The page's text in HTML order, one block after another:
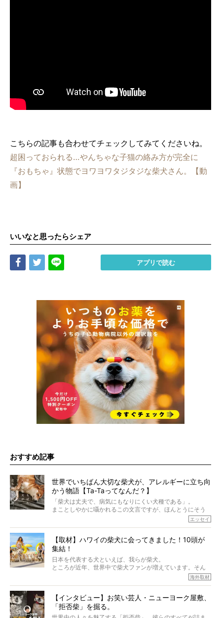
こちらの記事も合わせてチェックしてみてくださいね。
超困っておられる…やんちゃな子猫の絡み方が完全に
『おもちゃ』状態でヨワヨワタジタジな柴犬さん。【動
画】
いいなと思ったらシェア
Share Tweet アプリで読む
おすすめ記事
世界でいちばん大切な柴犬が、アレルギーに立ち向
かう物語【Ta-Taってなんだ？】
「柴犬は丈夫で、病気にもなりにくい犬種である」。
まことしやかに囁かれるこの文言ですが、ほんとうにそう
でも、いざそれぞれの個体を見ていくと、丈夫で病気にも
なりにくい、とは言えないような気もするのです。
実際に「病気にならない」などということはないし、飼い
主はそのためにやるべきことがある。
今回は、柴犬に関わる方たちすべてに読んで欲しい、ある
語でした。
エッセイ
【取材】ハワイの柴犬に会ってきました！10頭が
集結！
日本を代表する犬といえば、我らが柴犬。
ところが近年、世界中で柴犬ファンが増えています。そん
な中「柴犬ライフ」が目をつけたのは、南の楽園ハワイ。
そんな噂を聞きつけ、今回はハワイの柴犬たちを取材して
きました！
海外取材
【インタビュー】お笑い芸人・ニューヨーク屋敷、
「拒否柴」を掘る。